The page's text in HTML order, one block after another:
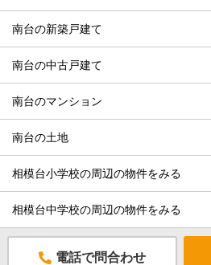
南台の新築戸建て
南台の中古戸建て
南台のマンション
南台の土地
相模台小学校の周辺の物件をみる
相模台中学校の周辺の物件をみる
電話で問合わせ